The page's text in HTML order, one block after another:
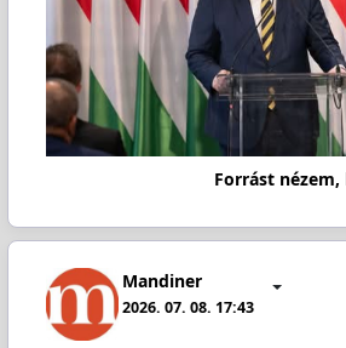
Forrást
Mandiner
2026. 07. 08. 17:43